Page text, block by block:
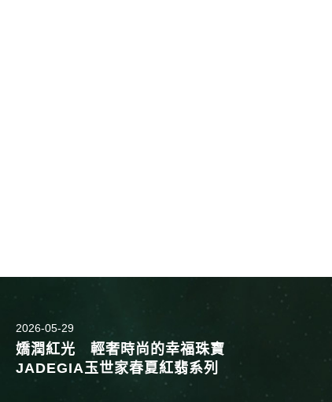
2026-05-29
嬌潤紅光 輕奢時尚的幸福珠寶
JADEGIA玉世家春夏紅翡系列